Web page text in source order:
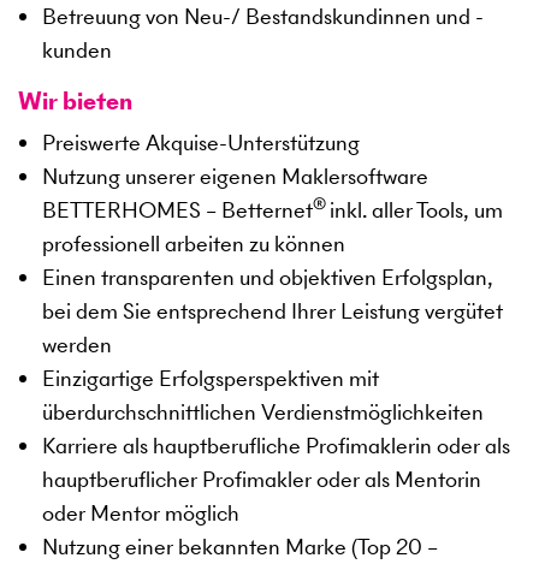
Betreuung von Neu-/ Bestandskundinnen und -
kunden
Wir bieten
Preiswerte Akquise-Unterstützung
Nutzung unserer eigenen Maklersoftware
BETTERHOMES – Betternet® inkl. aller Tools, um
professionell arbeiten zu können
Einen transparenten und objektiven Erfolgsplan,
bei dem Sie entsprechend Ihrer Leistung vergütet
werden
Einzigartige Erfolgsperspektiven mit
überdurchschnittlichen Verdienstmöglichkeiten
Karriere als hauptberufliche Profimaklerin oder als
hauptberuflicher Profimakler oder als Mentorin
oder Mentor möglich
Nutzung einer bekannten Marke (Top 20 –